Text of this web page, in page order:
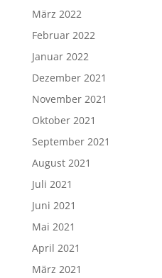
März 2022
Februar 2022
Januar 2022
Dezember 2021
November 2021
Oktober 2021
September 2021
August 2021
Juli 2021
Juni 2021
Mai 2021
April 2021
März 2021